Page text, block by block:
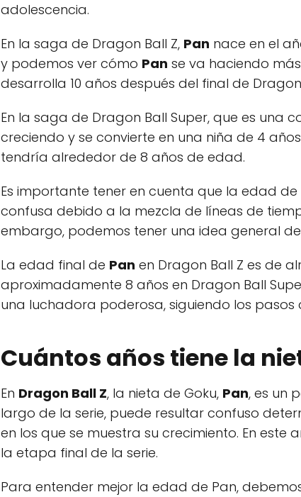
adolescencia.
En la saga de Dragon Ball Z, Pan nace en el
y podemos ver cómo Pan se va haciendo
desarrolla 10 años después del final de Dragon
En la saga de Dragon Ball Super, que es una
creciendo y se convierte en una niña de 4
tendría alrededor de 8 años de edad.
Es importante tener en cuenta que la edad
confusa debido a la mezcla de líneas de
embargo, podemos tener una idea general
La edad final de Pan en Dragon Ball Z es de
aproximadamente 8 años en Dragon Ball
una luchadora poderosa, siguiendo los pasos
Cuántos años tiene la
En Dragon Ball Z, la nieta de Goku, Pan, es un
largo de la serie, puede resultar confuso
en los que se muestra su crecimiento. En
la etapa final de la serie.
Para entender mejor la edad de Pan,